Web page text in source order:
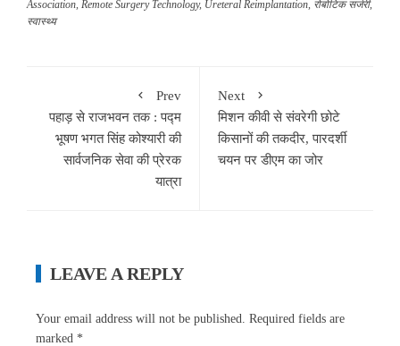
Association, Remote Surgery Technology, Ureteral Reimplantation, रोबोटिक सर्जरी,
स्वास्थ्य
Prev
पहाड़ से राजभवन तक : पद्म
भूषण भगत सिंह कोश्यारी की
सार्वजनिक सेवा की प्रेरक
यात्रा
Next
मिशन कीवी से संवरेगी छोटे
किसानों की तकदीर, पारदर्शी
चयन पर डीएम का जोर
LEAVE A REPLY
Your email address will not be published. Required fields are
marked *